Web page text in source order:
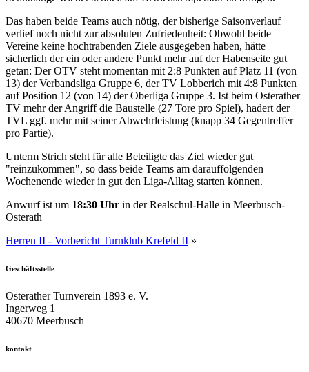
Das haben beide Teams auch nötig, der bisherige Saisonverlauf
verlief noch nicht zur absoluten Zufriedenheit: Obwohl beide
Vereine keine hochtrabenden Ziele ausgegeben haben, hätte
sicherlich der ein oder andere Punkt mehr auf der Habenseite gut
getan: Der OTV steht momentan mit 2:8 Punkten auf Platz 11 (von
13) der Verbandsliga Gruppe 6, der TV Lobberich mit 4:8 Punkten
auf Position 12 (von 14) der Oberliga Gruppe 3. Ist beim Osterather
TV mehr der Angriff die Baustelle (27 Tore pro Spiel), hadert der
TVL ggf. mehr mit seiner Abwehrleistung (knapp 34 Gegentreffer
pro Partie).
Unterm Strich steht für alle Beteiligte das Ziel wieder gut
"reinzukommen", so dass beide Teams am darauffolgenden
Wochenende wieder in gut den Liga-Alltag starten können.
Anwurf ist um 18:30 Uhr in der Realschul-Halle in Meerbusch-
Osterath
Herren II - Vorbericht Turnklub Krefeld II »
Geschäftsstelle
Osterather Turnverein 1893 e. V.
Ingerweg 1
40670 Meerbusch
kontakt